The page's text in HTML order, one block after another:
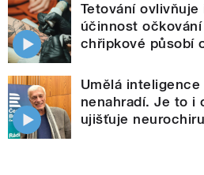
Tetování
účinnost
chřipkové působí
Umělá
nenahradí. Je to i
ujišťuje